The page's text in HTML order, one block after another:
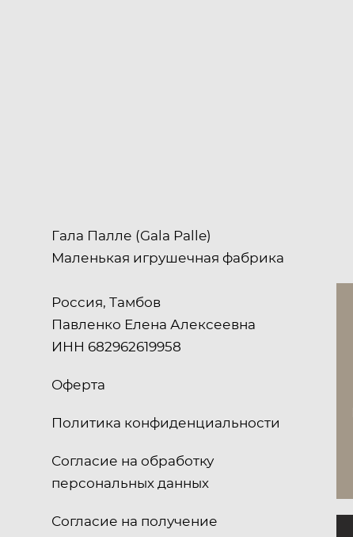
Гала Палле (Gala Palle)
Маленькая игрушечная фабрика
Россия, Тамбов
Павленко Елена Алексеевна
ИНН 682962619958
Оферта
Политика конфиденциальности
Согласие на обработку
персональных данных
Согласие на получение